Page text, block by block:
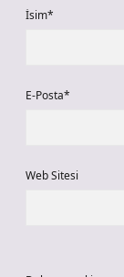
İsim*
E-Posta*
Web Sitesi